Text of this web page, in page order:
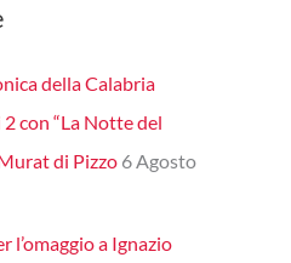
della Calabria
con “La Notte del
di Pizzo 6 Agosto
l’omaggio a Ignazio